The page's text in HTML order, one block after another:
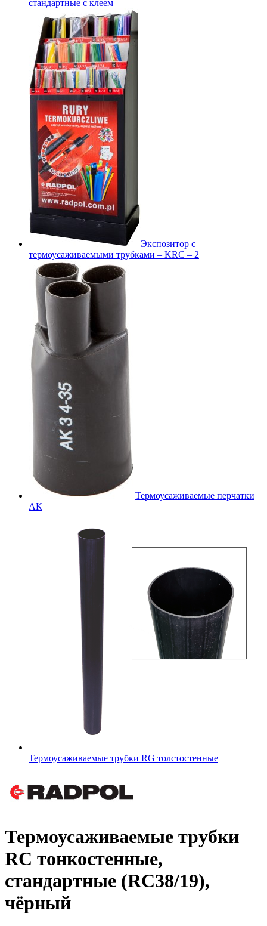
стандартные с клеем
Экспозитор с
термоусаживаемыми трубками – KRC – 2
Термоусаживаемые перчатки
АК
Термоусаживаемые трубки RG толстостенные
Термоусаживаемые трубки
RC тонкостенные,
стандартные (RC38/19),
чёрный